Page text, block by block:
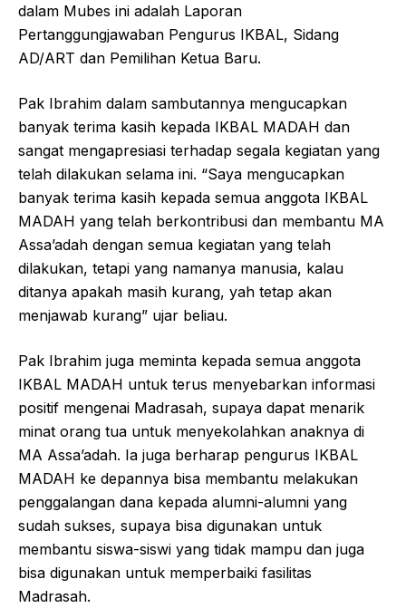
dalam Mubes ini adalah Laporan
Pertanggungjawaban Pengurus IKBAL, Sidang
AD/ART dan Pemilihan Ketua Baru.
Pak Ibrahim dalam sambutannya mengucapkan
banyak terima kasih kepada IKBAL MADAH dan
sangat mengapresiasi terhadap segala kegiatan yang
telah dilakukan selama ini. “Saya mengucapkan
banyak terima kasih kepada semua anggota IKBAL
MADAH yang telah berkontribusi dan membantu MA
Assa’adah dengan semua kegiatan yang telah
dilakukan, tetapi yang namanya manusia, kalau
ditanya apakah masih kurang, yah tetap akan
menjawab kurang” ujar beliau.
Pak Ibrahim juga meminta kepada semua anggota
IKBAL MADAH untuk terus menyebarkan informasi
positif mengenai Madrasah, supaya dapat menarik
minat orang tua untuk menyekolahkan anaknya di
MA Assa’adah. Ia juga berharap pengurus IKBAL
MADAH ke depannya bisa membantu melakukan
penggalangan dana kepada alumni-alumni yang
sudah sukses, supaya bisa digunakan untuk
membantu siswa-siswi yang tidak mampu dan juga
bisa digunakan untuk memperbaiki fasilitas
Madrasah.